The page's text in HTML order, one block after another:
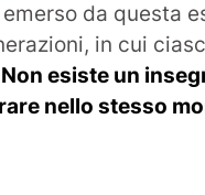
da questa
in cui
Non esiste un
nello stesso